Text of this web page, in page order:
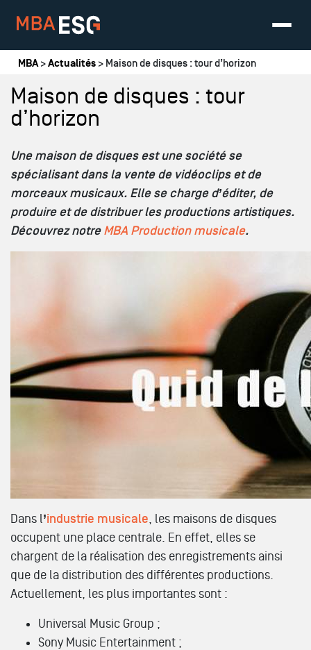
Vous êtes ici
MBA>Actualités > Maison de disques : tour d’horizon
Maison de disques : tour
d’horizon
Une maison de disques est une société se
spécialisant dans la vente de vidéoclips et de
morceaux musicaux. Elle se charge d’éditer, de
produire et de distribuer les productions artistiques.
Découvrez notreMBA Production musicale.
Dans l’industrie musicale, les maisons de disques
occupent une place centrale. En effet, elles se
chargent de la réalisation des enregistrements ainsi
que de la distribution des différentes productions.
Actuellement, les plus importantes sont :
Universal Music Group ;
Sony Music Entertainment ;